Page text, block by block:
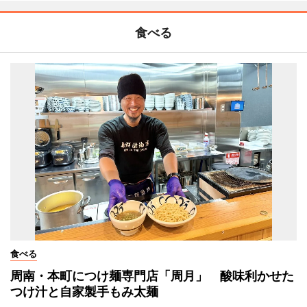
食べる
食べる
周南・本町につけ麺専門店「周月」 酸味利かせた
つけ汁と自家製手もみ太麺